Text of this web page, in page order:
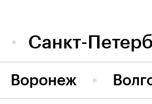
Санкт-
Воронеж